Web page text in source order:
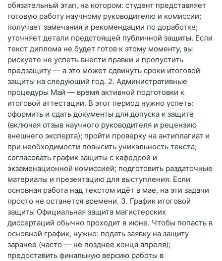
обязательный этап, на котором: студент представляет
готовую работу научному руководителю и комиссии;
получает замечания и рекомендации по доработке;
уточняет детали предстоящей публичной защиты. Если
текст диплома не будет готов к этому моменту, вы
рискуете не успеть внести правки и пропустить
предзащиту — а это может сдвинуть сроки итоговой
защиты на следующий год. 2. Административные
процедуры Май — время активной подготовки к
итоговой аттестации. В этот период нужно успеть:
оформить и сдать документы для допуска к защите
(включая отзыв научного руководителя и рецензию
внешнего эксперта); пройти проверку на антиплагиат и
при необходимости повысить уникальность текста;
согласовать график защиты с кафедрой и
экзаменационной комиссией; подготовить раздаточные
материалы и презентацию для выступления. Если
основная работа над текстом идёт в мае, на эти задачи
просто не останется времени. 3. График итоговой
защиты Официальная защита магистерских
диссертаций обычно проходит в июне. Чтобы попасть в
основной график, нужно: подать заявку на защиту
заранее (часто — не позднее конца апреля);
предоставить финальную версию работы в